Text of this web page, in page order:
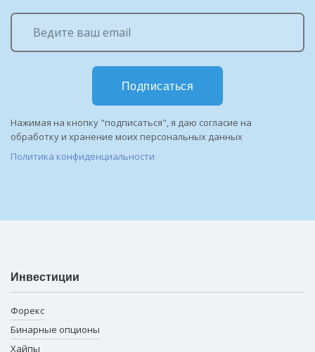
Подписаться
Нажимая на кнопку "подписаться", я даю согласие на
обработку и хранение моих персональных данных
Политика конфиденциальности
Инвестиции
Форекс
Бинарные опционы
Хайпы